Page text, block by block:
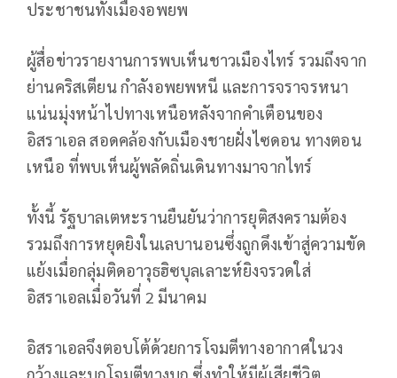
ประชาชนทั้งเมืองอพยพ
ผู้สื่อข่าวรายงานการพบเห็นชาวเมืองไทร์ รวมถึงจาก
ย่านคริสเตียน กำลังอพยพหนี และการจราจรหนา
แน่นมุ่งหน้าไปทางเหนือหลังจากคำเตือนของ
อิสราเอล สอดคล้องกับเมืองชายฝั่งไซดอน ทางตอน
เหนือ ที่พบเห็นผู้พลัดถิ่นเดินทางมาจากไทร์
ทั้งนี้ รัฐบาลเตหะรานยืนยันว่าการยุติสงครามต้อง
รวมถึงการหยุดยิงในเลบานอนซึ่งถูกดึงเข้าสู่ความขัด
แย้งเมื่อกลุ่มติดอาวุธฮิซบุลเลาะห์ยิงจรวดใส่
อิสราเอลเมื่อวันที่ 2 มีนาคม
อิสราเอลจึงตอบโต้ด้วยการโจมตีทางอากาศในวง